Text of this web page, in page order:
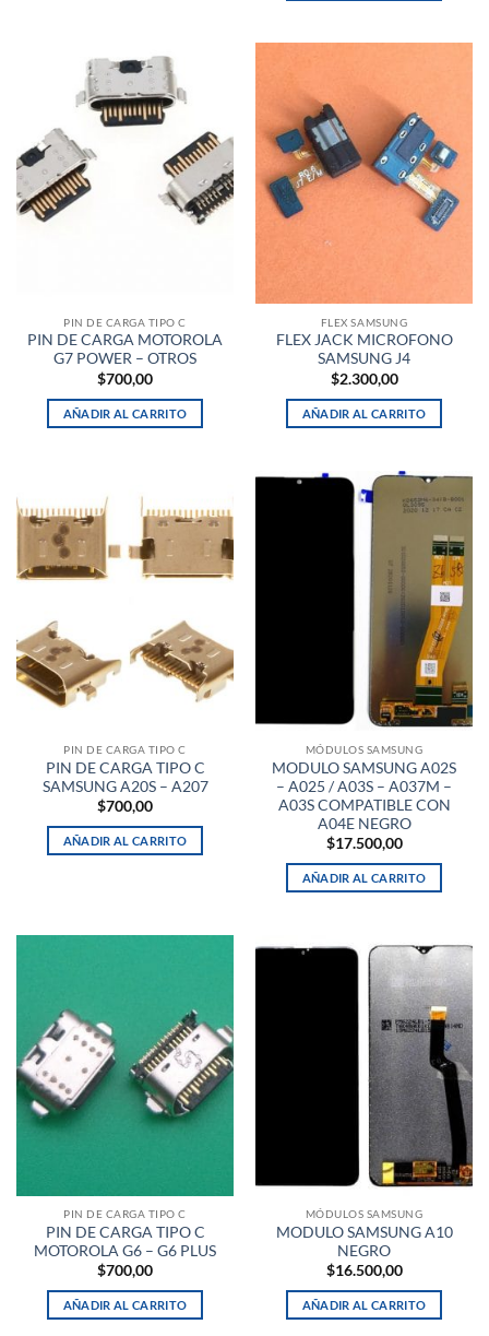
PIN DE CARGA TIPO C
PIN DE CARGA MOTOROLA
G7 POWER – OTROS
$700,00
AÑADIR AL CARRITO
FLEX SAMSUNG
FLEX JACK MICROFONO
SAMSUNG J4
$2.300,00
AÑADIR AL CARRITO
PIN DE CARGA TIPO C
PIN DE CARGA TIPO C
SAMSUNG A20S – A207
$700,00
AÑADIR AL CARRITO
MÓDULOS SAMSUNG
MODULO SAMSUNG A02S
– A025 / A03S – A037M –
A03S COMPATIBLE CON
A04E NEGRO
$17.500,00
AÑADIR AL CARRITO
PIN DE CARGA TIPO C
PIN DE CARGA TIPO C
MOTOROLA G6 – G6 PLUS
$700,00
AÑADIR AL CARRITO
MÓDULOS SAMSUNG
MODULO SAMSUNG A10
NEGRO
$16.500,00
AÑADIR AL CARRITO